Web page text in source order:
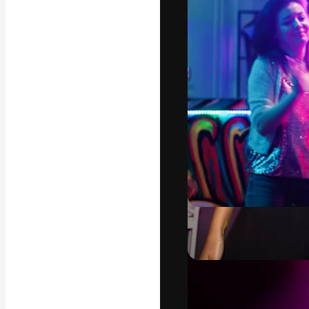
La plataforma
trabajo. Más
entre
estudios.
Español